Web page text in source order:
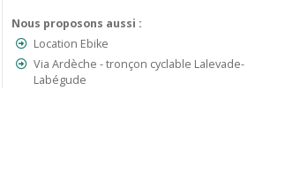
Nous proposons aussi :
Location Ebike
Via Ardèche - tronçon cyclable Lalevade-
Labégude